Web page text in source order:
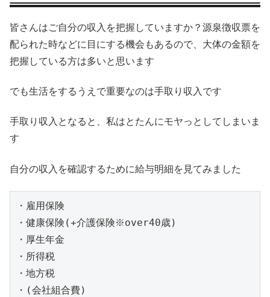
皆さんはご自分の収入を把握していますか？源泉徴収票を
配られた時などに目にする機会もあるので、大体の金額を
把握している方は多いと思います
でも生活をするうえで重要なのは手取り収入です
手取り収入となると、私はとたんにモヤっとしてしまいま
す
自分の収入を確認するために給与明細を見てみました
・雇用保険
・健康保険(+介護保険※over40歳)
・厚生年金
・所得税
・地方税
・(会社組合費)